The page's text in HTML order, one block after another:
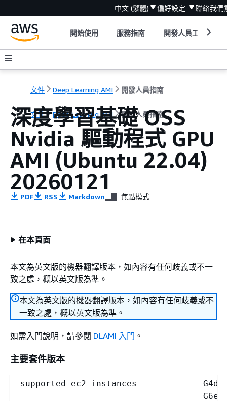
中文 (繁體) 偏好設定 聯絡我們
開始使用 服務指南 開發人員工具
文件 Deep Learning AMI 開發人員指南
文件 Deep Learning AMI 開發人員指南
深度學習基礎 OSS
Nvidia 驅動程式 GPU
AMI (Ubuntu 22.04)
20260121
PDF RSS Markdown 焦點模式
在本頁面
本文為英文版的機器翻譯版本，如內容有任何歧義或不一
致之處，概以英文版為準。
本文為英文版的機器翻譯版本，如內容有任何歧義或不
一致之處，概以英文版為準。
如需入門說明，請參閱 DLAMI 入門 。
主要套件版本
supported_ec2_instances